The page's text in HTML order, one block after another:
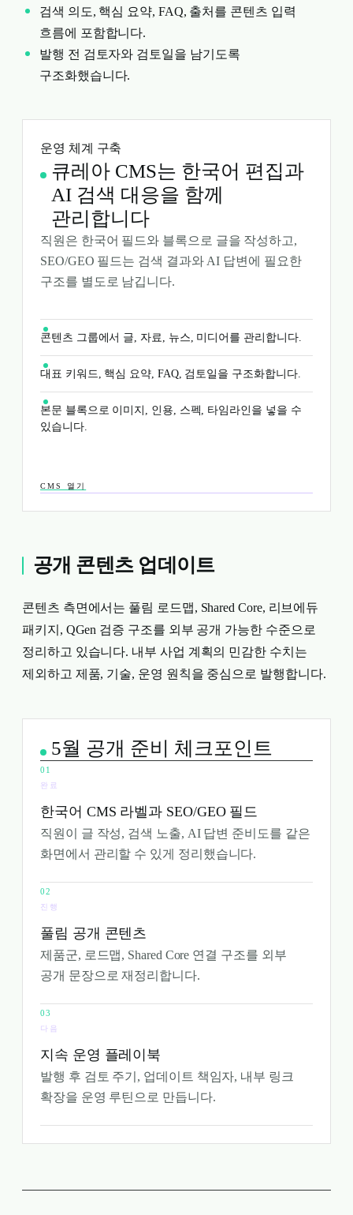
검색 의도, 핵심 요약, FAQ, 출처를 콘텐츠 입력
흐름에 포함합니다.
발행 전 검토자와 검토일을 남기도록
구조화했습니다.
운영 체계 구축
큐레아 CMS는 한국어 편집과
AI 검색 대응을 함께
관리합니다
직원은 한국어 필드와 블록으로 글을 작성하고,
SEO/GEO 필드는 검색 결과와 AI 답변에 필요한
구조를 별도로 남깁니다.
콘텐츠 그룹에서 글, 자료, 뉴스, 미디어를 관리합니다.
대표 키워드, 핵심 요약, FAQ, 검토일을 구조화합니다.
본문 블록으로 이미지, 인용, 스펙, 타임라인을 넣을 수
있습니다.
CMS 열기
공개 콘텐츠 업데이트
콘텐츠 측면에서는 풀림 로드맵, Shared Core, 리브에듀
패키지, QGen 검증 구조를 외부 공개 가능한 수준으로
정리하고 있습니다. 내부 사업 계획의 민감한 수치는
제외하고 제품, 기술, 운영 원칙을 중심으로 발행합니다.
5월 공개 준비 체크포인트
완료
한국어 CMS 라벨과 SEO/GEO 필드
직원이 글 작성, 검색 노출, AI 답변 준비도를 같은
화면에서 관리할 수 있게 정리했습니다.
진행
풀림 공개 콘텐츠
제품군, 로드맵, Shared Core 연결 구조를 외부
공개 문장으로 재정리합니다.
다음
지속 운영 플레이북
발행 후 검토 주기, 업데이트 책임자, 내부 링크
확장을 운영 루틴으로 만듭니다.